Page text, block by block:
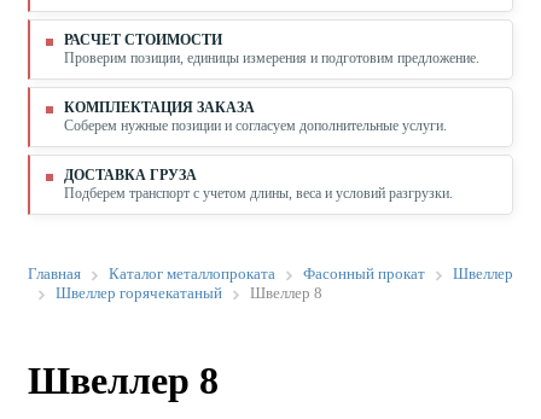
РАСЧЕТ СТОИМОСТИ
Проверим позиции, единицы измерения и подготовим предложение.
КОМПЛЕКТАЦИЯ ЗАКАЗА
Соберем нужные позиции и согласуем дополнительные услуги.
ДОСТАВКА ГРУЗА
Подберем транспорт с учетом длины, веса и условий разгрузки.
Главная Каталог металлопроката Фасонный прокат
Швеллер
Швеллер горячекатаный
Швеллер 8
Швеллер 8